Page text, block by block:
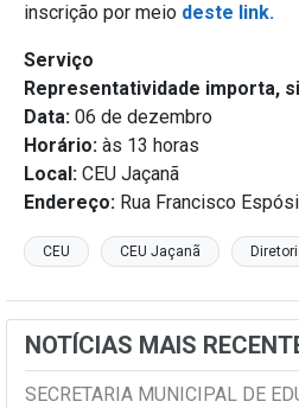
inscrição por meio deste link.
Serviço
Representatividade importa,
Data: 06 de dezembro
Horário: às 13 horas
Local: CEU Jaçanã
Endereço: Rua Francisco
CEU CEU Jaçanã
NOTÍCIAS MAIS
SECRETARIA MUNICIPAL DE